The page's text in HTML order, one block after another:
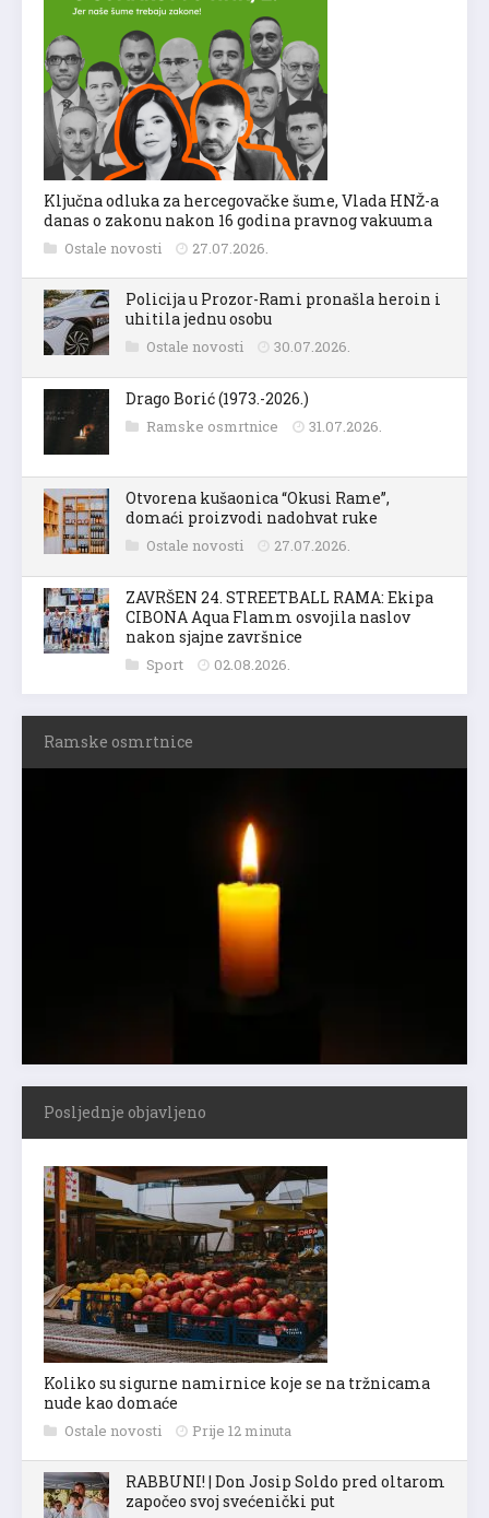
Ključna odluka za hercegovačke šume, Vlada HNŽ-a
danas o zakonu nakon 16 godina pravnog vakuuma
Ostale novosti 27.07.2026.
Policija u Prozor-Rami pronašla heroin i
uhitila jednu osobu
Ostale novosti 30.07.2026.
Drago Borić (1973.-2026.)
Ramske osmrtnice 31.07.2026.
Otvorena kušaonica “Okusi Rame”,
domaći proizvodi nadohvat ruke
Ostale novosti 27.07.2026.
ZAVRŠEN 24. STREETBALL RAMA: Ekipa
CIBONA Aqua Flamm osvojila naslov
nakon sjajne završnice
Sport 02.08.2026.
Ramske osmrtnice
Posljednje objavljeno
Koliko su sigurne namirnice koje se na tržnicama
nude kao domaće
Ostale novosti Prije 12 minuta
RABBUNI! | Don Josip Soldo pred oltarom
započeo svoj svećenički put